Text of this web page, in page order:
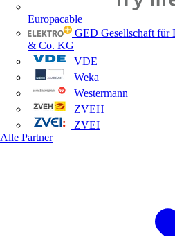
Europacable
GED Gesellschaft für
& Co. KG
VDE
Weka
Westermann
ZVEH
ZVEI
Alle Partner